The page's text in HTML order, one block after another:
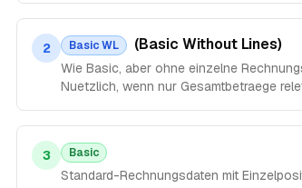
2 Basic WL (Basic Without Lines)
Wie Basic, aber ohne einzelne
Nuetzlich, wenn nur Gesamtbetraege
3 Basic
Standard-Rechnungsdaten mit